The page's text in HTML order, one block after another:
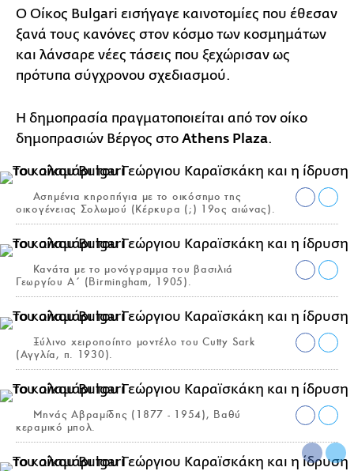
Ο Οίκος Bulgari εισήγαγε καινοτομίες που έθεσαν
ξανά τους κανόνες στον κόσμο των κοσμημάτων
και λάνσαρε νέες τάσεις που ξεχώρισαν ως
πρότυπα σύγχρονου σχεδιασμού.
Η δημοπρασία πραγματοποιείται από τον οίκο
δημοπρασιών Βέργος στο Athens Plaza.
Ασημένια κηροπήγια με το οικόσημο της
οικογένειας Σολωμού (Κέρκυρα (;) 19ος αιώνας).
Kανάτα με το μονόγραμμα του βασιλιά
Γεωργίου Α΄ (Birmingham, 1905).
Ξύλινο χειροποίητο μοντέλο του Cutty Sark
(Αγγλία, π. 1930).
Μηνάς Αβραμίδης (1877 - 1954), Βαθύ
κεραμικό μπολ.